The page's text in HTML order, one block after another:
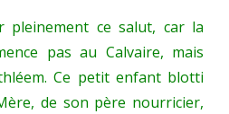
pleinement ce salut, car la
pas au Calvaire, mais
Ce petit enfant blotti
de son père nourricier,